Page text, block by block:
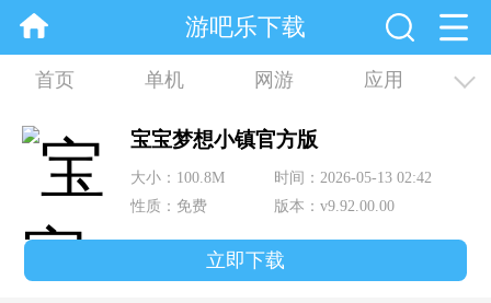
游吧乐下载
首页 单机 网游 应用
资讯 合集
宝宝梦想小镇官方版
大小：100.8M
时间：2026-05-13 02:42
性质：免费
版本：v9.92.00.00
立即下载